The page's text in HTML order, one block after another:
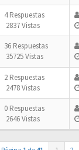
4 Respuestas
2837 Vistas
36 Respuestas
35725 Vistas
2 Respuestas
2478 Vistas
0 Respuestas
2646 Vistas